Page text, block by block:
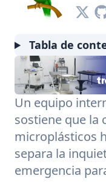
Tabla de
Un equipo
sostiene que la
microplásticos
separa la
emergencia